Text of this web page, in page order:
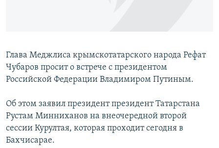
УКРАИНСКАЯ ПРОБЛЕМА КРЫМА
Все сайты RFE/RL
Глава Меджлиса крымскотатарского народа Рефат
Чубаров просит о встрече с президентом
Российской Федерации Владимиром Путиным.
Об этом заявил президент президент Татарстана
Рустам Минниханов на внеочередной второй
сессии Курултая, которая проходит сегодня в
Бахчисарае.